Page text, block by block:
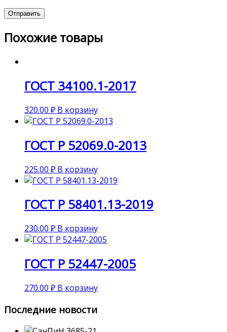
Похожие товары
ГОСТ 34100.1-2017
320.00 ₽ В корзину
ГОСТ Р 52069.0-2013
225.00 ₽ В корзину
ГОСТ Р 58401.13-2019
230.00 ₽ В корзину
ГОСТ Р 52447-2005
270.00 ₽ В корзину
Последние новости